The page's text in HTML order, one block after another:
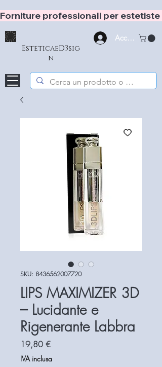
Forniture professionali per
EsteticaeD3sig
n
Accedi
SKU: 8436562007720
LIPS MAXIMIZER 3D
– Lucidante e
Rigenerante Labbra
19,80 €Prezzo
IVA inclusa